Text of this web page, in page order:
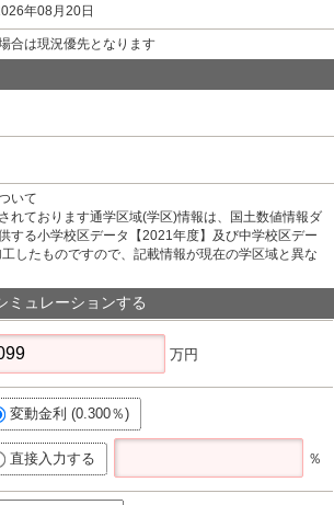
年08月20日
合は現況優先となります
いて
れております通学区域(学区)情報は、国土数値情報ダ
する小学校区データ【2021年度】及び中学校区デー
したものですので、記載情報が現在の学区域と異な
ミュレーションする
万円
変動金利 (0.300％)
直接入力する ％